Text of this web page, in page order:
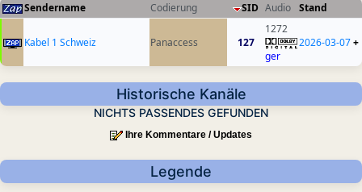
Sendername Codierung SID Audio Stand
Kabel 1 Schweiz Panaccess 127
1272
ger
2026-03-07+
Historische Kanäle
NICHTS PASSENDES GEFUNDEN
Ihre Kommentare / Updates
Legende